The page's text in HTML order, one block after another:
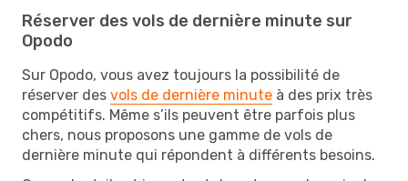
Réserver des vols de dernière minute sur
Opodo
Sur Opodo, vous avez toujours la possibilité de
réserver des vols de dernière minute à des prix très
compétitifs. Même s’ils peuvent être parfois plus
chers, nous proposons une gamme de vols de
dernière minute qui répondent à différents besoins.